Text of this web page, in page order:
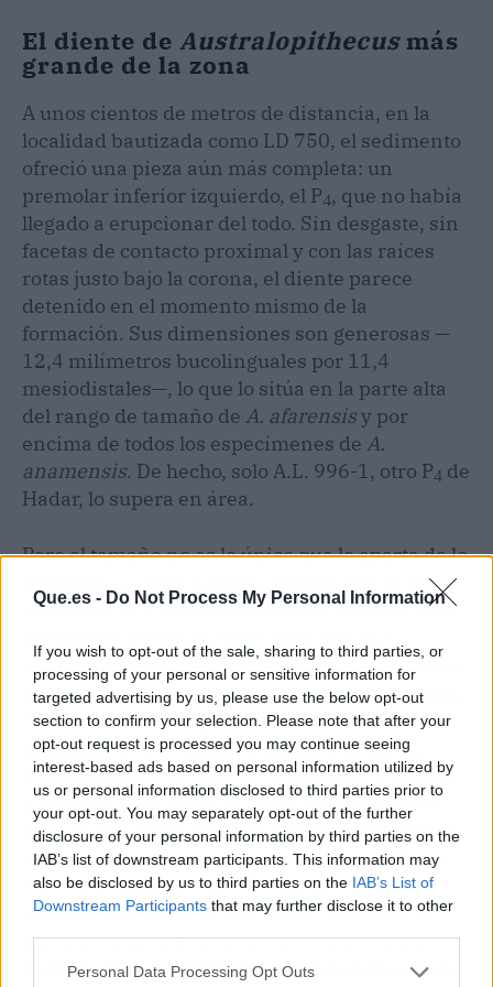
Que.es - Do Not Process My Personal Information
If you wish to opt-out of the sale, sharing to third parties, or
processing of your personal or sensitive information for
targeted advertising by us, please use the below opt-out
section to confirm your selection. Please note that after your
opt-out request is processed you may continue seeing
interest-based ads based on personal information utilized by
us or personal information disclosed to third parties prior to
your opt-out. You may separately opt-out of the further
disclosure of your personal information by third parties on the
IAB’s list of downstream participants. This information may
also be disclosed by us to third parties on the IAB’s List of
Downstream Participants that may further disclose it to other
Personal Data Processing Opt Outs
El diente de Australopithecusmás
grande de la zona
A unos cientos de metros de distancia, en la
localidad bautizada como LD 750, el sedimento
ofreció una pieza aún más completa: un
premolar inferior izquierdo, el P4, que no había
llegado a erupcionar del todo. Sin desgaste, sin
facetas de contacto proximal y con las raíces
rotas justo bajo la corona, el diente parece
detenido en el momento mismo de la
formación. Sus dimensiones son generosas —
12,4 milímetros bucolinguales por 11,4
mesiodistales—, lo que lo sitúa en la parte alta
del rango de tamaño de A. afarensisy por
encima de todos los especímenes de A.
anamensis. De hecho, solo A.L. 996-1, otro P4 de
Hadar, lo supera en área.
Pero el tamaño no es lo único que lo aparta de lo
esperado. La cara lingual se funde con la cara
mesial en una curva suave y redondeada, muy
muestran los P4clásicos de Hadar. Las cúspides
principales —protocónido y metacónido— están
comprimidas y desplazadas hacia el centro de
la corona, lo que confiere a la cara bucal un
abombamiento oclusocervical mayor y reduce
el espacio de la fóvea anterior. Un índice que
mide la distancia entre los ápices cuspídeos en
relación con la anchura bucolingual confirma
esa centralización: LD 750 queda fuera de la
nube de puntos deA. afarensis. “Es como si
alguien hubiera estrujado las cúspides hacia
dentro”, comenta DiMaggio, “y le hubiera dado